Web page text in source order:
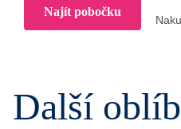
Najít pobočku
Další